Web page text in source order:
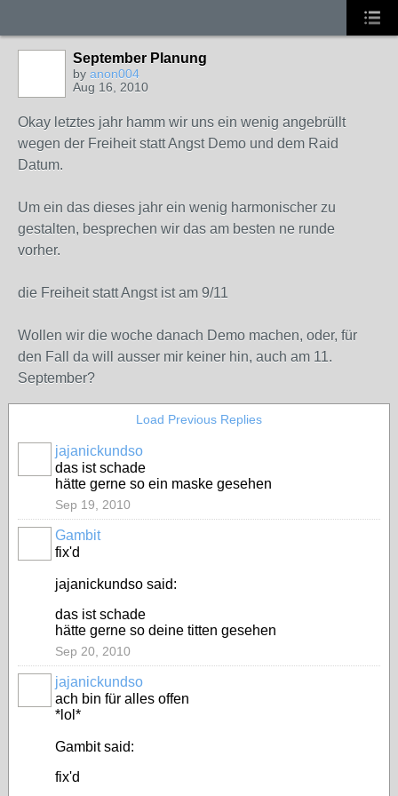
September Planung
by anon004
Aug 16, 2010
Okay letztes jahr hamm wir uns ein wenig angebrüllt
wegen der Freiheit statt Angst Demo und dem Raid
Datum.
Um ein das dieses jahr ein wenig harmonischer zu
gestalten, besprechen wir das am besten ne runde
vorher.
die Freiheit statt Angst ist am 9/11
Wollen wir die woche danach Demo machen, oder, für
den Fall da will ausser mir keiner hin, auch am 11.
September?
Load Previous Replies
jajanickundso
das ist schade
hätte gerne so ein maske gesehen
Sep 19, 2010
Gambit
fix'd
jajanickundso said:
das ist schade
hätte gerne so deine titten gesehen
Sep 20, 2010
jajanickundso
ach bin für alles offen
*lol*
Gambit said:
fix'd